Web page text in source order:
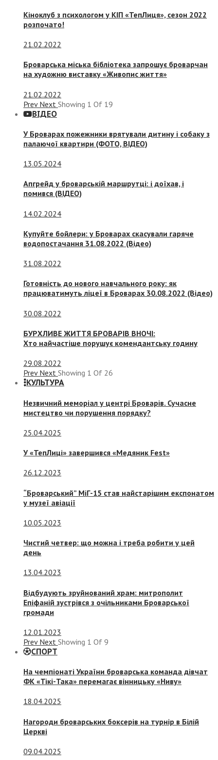
Кіноклуб з психологом у КІП «ТепЛиця», сезон 2022
розпочато!
21.02.2022
Броварська міська бібліотека запрошує броварчан
на художню виставку «Живопис життя»
21.02.2022
Prev Next Showing 1 Of 19
ВІДЕО
У Броварах пожежники врятували дитину і собаку з
палаючої квартири (ФОТО, ВІДЕО)
13.05.2024
Апгрейд у броварській маршрутці: і доїхав, і
помився (ВІДЕО)
14.02.2024
Купуйте бойлери: у Броварах скасували гаряче
водопостачання 31.08.2022 (Відео)
31.08.2022
Готовність до нового навчального року: як
працюватимуть ліцеї в Броварах 30.08.2022 (Відео)
30.08.2022
БУРХЛИВЕ ЖИТТЯ БРОВАРІВ ВНОЧІ:
Хто найчастіше порушує комендантську годину
29.08.2022
Prev Next Showing 1 Of 26
КУЛЬТУРА
Незвичний меморіал у центрі Броварів. Сучасне
мистецтво чи порушення порядку?
25.04.2025
У «ТепЛиці» завершився «Медяник Fest»
26.12.2023
“Броварський” МіГ-15 став найстарішим експонатом
у музеї авіації
10.05.2023
Чистий четвер: що можна і треба робити у цей
день
13.04.2023
Відбудують зруйнований храм: митрополит
Епіфаній зустрівся з очільниками Броварської
громади
12.01.2023
Prev Next Showing 1 Of 9
СПОРТ
На чемпіонаті України броварська команда дівчат
ФК «Тікі-Така» перемагає вінницьку «Ниву»
18.04.2025
Нагороди броварських боксерів на турнір в Білій
Церкві
09.04.2025